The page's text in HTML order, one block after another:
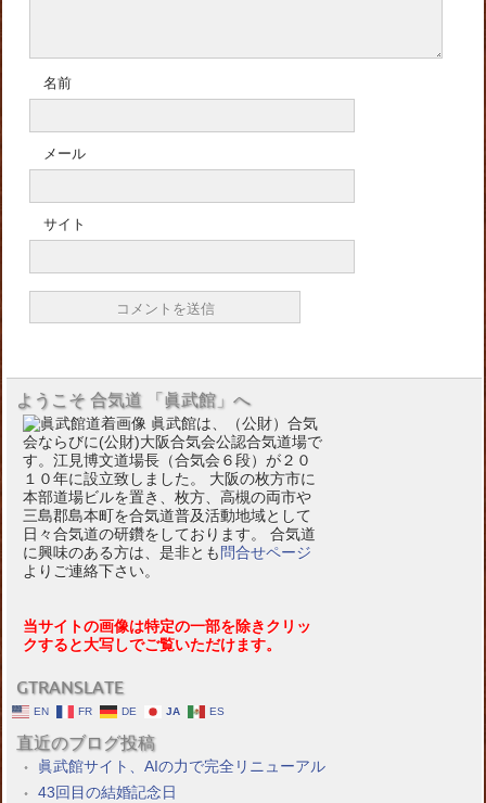
名前
メール
サイト
ようこそ 合気道 「眞武館」へ
眞武館は、（公財）合気
会ならびに(公財)大阪合気会公認合気道場で
す。江見博文道場長（合気会６段）が２０
１０年に設立致しました。 大阪の枚方市に
本部道場ビルを置き、枚方、高槻の両市や
三島郡島本町を合気道普及活動地域として
日々合気道の研鑽をしております。 合気道
に興味のある方は、是非とも 問合せページ
よりご連絡下さい。
当サイトの画像は特定の一部を除きクリッ
クすると大写しでご覧いただけます。
GTRANSLATE
EN FR DE JA ES
直近のブログ投稿
眞武館サイト、AIの力で完全リニューアル
43回目の結婚記念日